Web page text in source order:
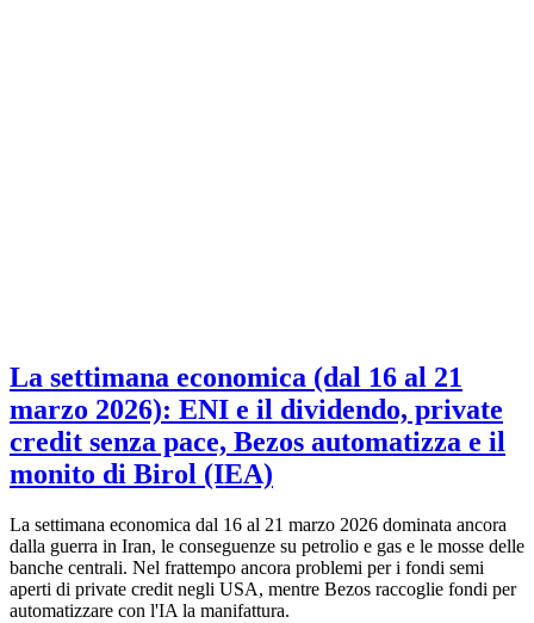
La settimana economica (dal 16 al 21
marzo 2026): ENI e il dividendo, private
credit senza pace, Bezos automatizza e il
monito di Birol (IEA)
La settimana economica dal 16 al 21 marzo 2026 dominata ancora
dalla guerra in Iran, le conseguenze su petrolio e gas e le mosse delle
banche centrali. Nel frattempo ancora problemi per i fondi semi
aperti di private credit negli USA, mentre Bezos raccoglie fondi per
automatizzare con l'IA la manifattura.